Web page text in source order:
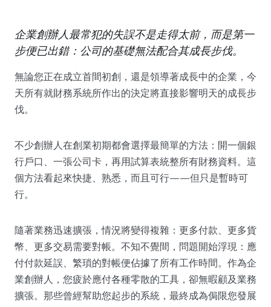
企業創辦人最常犯的失誤不是走得太前，而是第一
步便已出錯：公司的基礎無法配合其成長步伐。
無論您正在成立首間初創，還是領導著成長中的企業，今
天所有就財務系統所作出的決定將直接影響明天的成長步
伐。
不少創辦人在創業初期都會選擇最簡單的方法：開一個銀
行戶口、一張公司卡，再用試算表統整所有財務資料。這
個方法看起來快捷、熟悉，而且可行——但只是暫時可
行。
隨著業務迅速擴張，情況將變得複雜：更多付款、更多貨
幣、更多交易需要對帳。不知不覺間，問題開始浮現：應
付付款延誤、繁瑣的對帳便佔據了所有工作時間。作為企
業創辦人，您疲於應付各種零散的工具，卻無暇顧及業務
擴張。那些曾經幫助您起步的系統，最終成為侷限您發展